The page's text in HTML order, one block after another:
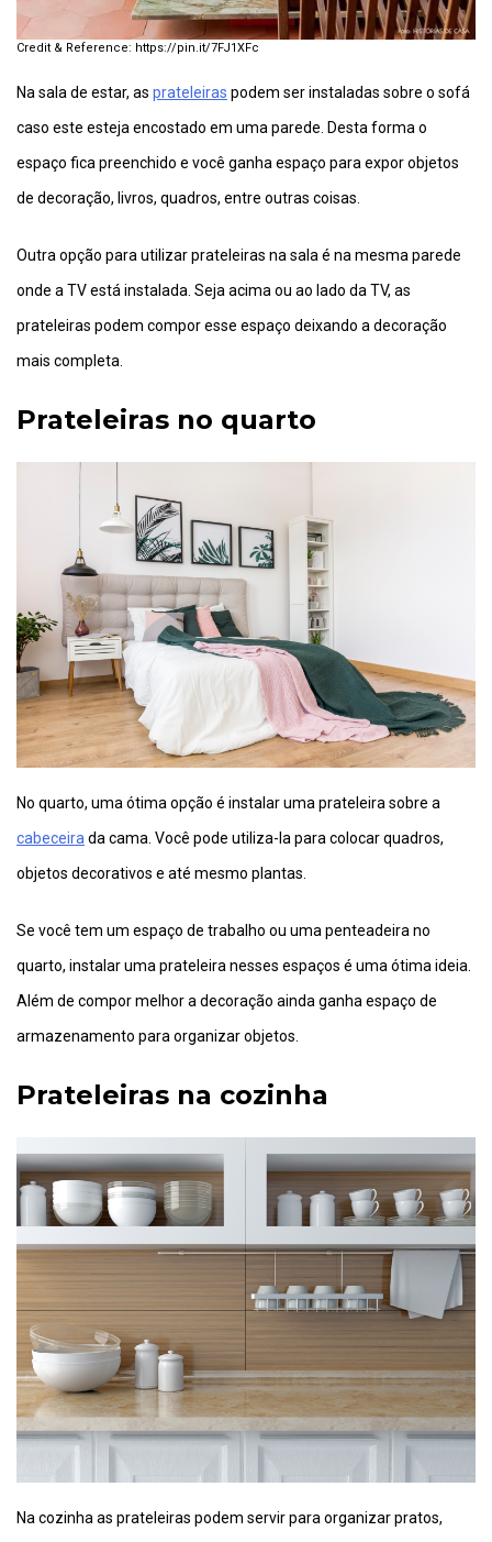
https://pin.it/7FJ1XFc
Na sala de estar, as prateleiras podem ser instaladas sobre o sofá
caso este esteja encostado em uma parede. Desta forma o
espaço fica preenchido e você ganha espaço para expor objetos
de decoração, livros, quadros, entre outras coisas.
Outra opção para utilizar prateleiras na sala é na mesma parede
onde a TV está instalada. Seja acima ou ao lado da TV, as
prateleiras podem compor esse espaço deixando a decoração
mais completa.
Prateleiras no quarto
No quarto, uma ótima opção é instalar uma prateleira sobre a
cabeceirada cama. Você pode utiliza-la para colocar quadros,
objetos decorativos e até mesmo plantas.
Se você tem um espaço de trabalho ou uma penteadeira no
quarto, instalar uma prateleira nesses espaços é uma ótima ideia.
Além de compor melhor a decoração ainda ganha espaço de
armazenamento para organizar objetos.
Prateleiras na cozinha
Na cozinha as prateleiras podem servir para organizar pratos,